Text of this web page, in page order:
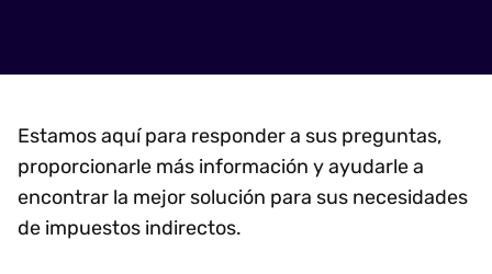
Estamos aquí para responder a sus preguntas,
proporcionarle más información y ayudarle a
encontrar la mejor solución para sus necesidades
de impuestos indirectos.